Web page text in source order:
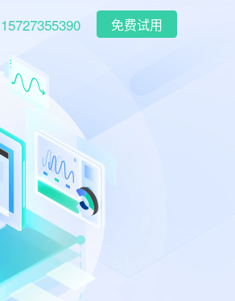
15727355390 免费试用